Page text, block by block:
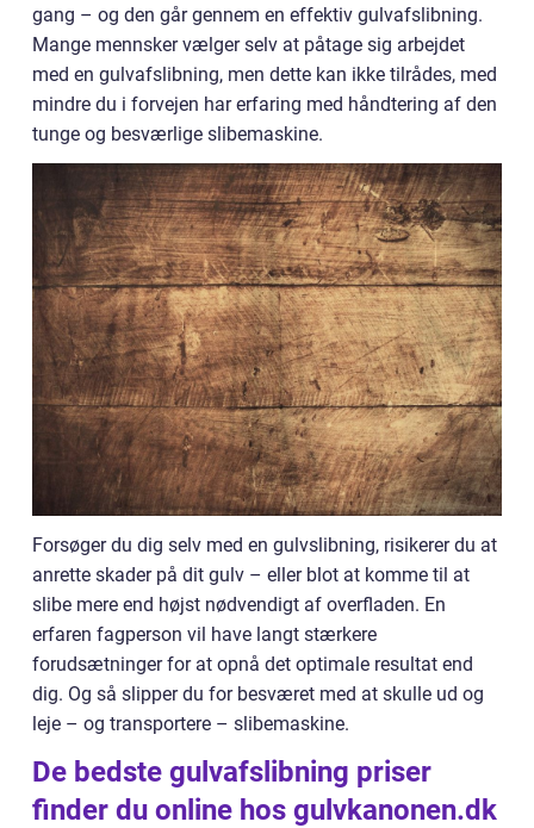
gang – og den går gennem en effektiv gulvafslibning.
Mange mennsker vælger selv at påtage sig arbejdet
med en gulvafslibning, men dette kan ikke tilrådes, med
mindre du i forvejen har erfaring med håndtering af den
tunge og besværlige slibemaskine.
Forsøger du dig selv med en gulvslibning, risikerer du at
anrette skader på dit gulv – eller blot at komme til at
slibe mere end højst nødvendigt af overfladen. En
erfaren fagperson vil have langt stærkere
forudsætninger for at opnå det optimale resultat end
dig. Og så slipper du for besværet med at skulle ud og
leje – og transportere – slibemaskine.
De bedste gulvafslibning priser
finder du online hos gulvkanonen.dk